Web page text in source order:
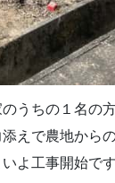
うちの１名の
えで農地から
よ工事開始で